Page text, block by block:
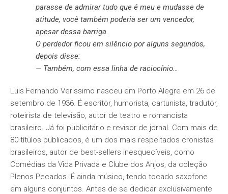
parasse de admirar tudo que é meu e mudasse de
atitude, você também poderia ser um vencedor,
apesar dessa barriga.
O perdedor ficou em silêncio por alguns segundos,
depois disse:
— Também, com essa linha de raciocínio…
Luis Fernando Verissimo nasceu em Porto Alegre em 26 de
setembro de 1936. É escritor, humorista, cartunista, tradutor,
roteirista de televisão, autor de teatro e romancista
brasileiro. Já foi publicitário e revisor de jornal. Com mais de
80 títulos publicados, é um dos mais respeitados cronistas
brasileiros, autor de best-sellers inesquecíveis, como
Comédias da Vida Privada e Clube dos Anjos, da coleção
Plenos Pecados. É ainda músico, tendo tocado saxofone
em alguns conjuntos. Antes de se dedicar exclusivamente